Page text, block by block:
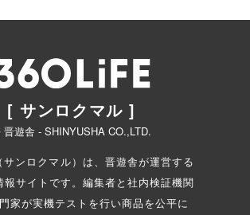
[ サンロクマル ]
遊舎 - SHINYUSHA CO.,LTD.
ンロクマル）は、晋遊舎が運営する
報サイトです。編集者と社内検証機関
家が実機テストを行い商品を公平に